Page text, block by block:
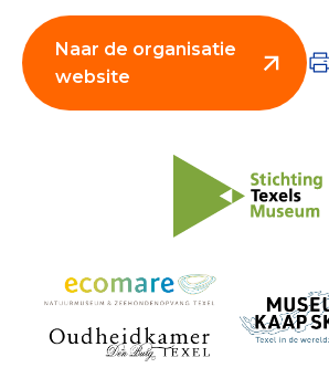
Collecterooster/
Veelgestelde vragen
Register Erkende
Naar de organisatie
website